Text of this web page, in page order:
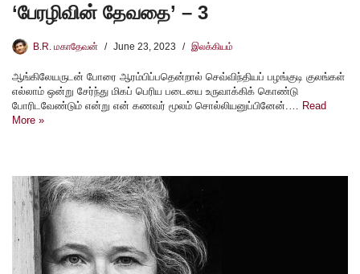
‘பேரழிவின் தேவதை’ – 3
B.R. மகாதேவன் June 23, 2023 இலக்கியம்
ஆங்கிலேயருடன் போரை ஆரம்பிப்பதென்றால் செவ்விந்தியப் பழங்குடி குலங்கள்
எல்லாம் ஒன்று சேர்ந்து மிகப் பெரிய படையை உருவாக்கிக் கொண்டு
போரிடவேண்டும் என்று என் கணவர் மூலம் சொல்லியனுப்பினேன்.… Read
More »